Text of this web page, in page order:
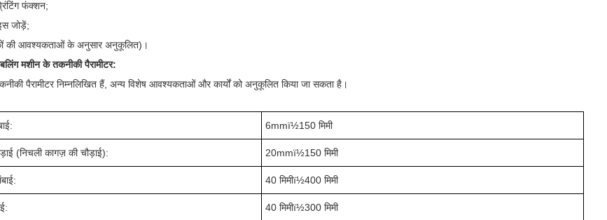
फंक्शन;
जोड़ें;
की आवश्यकताओं के अनुसार अनुकूलित)।
मशीन के तकनीकी पैरामीटर:
पैरामीटर निम्नलिखित हैं, अन्य विशेष आवश्यकताओं और कार्यों को अनुकूलित किया जा सकता है।
6mmï½150 मिमी
(निचली कागज़ की चौड़ाई): 20mmï½150 मिमी
40 मिमीï½400 मिमी
40 मिमीï½300 मिमी